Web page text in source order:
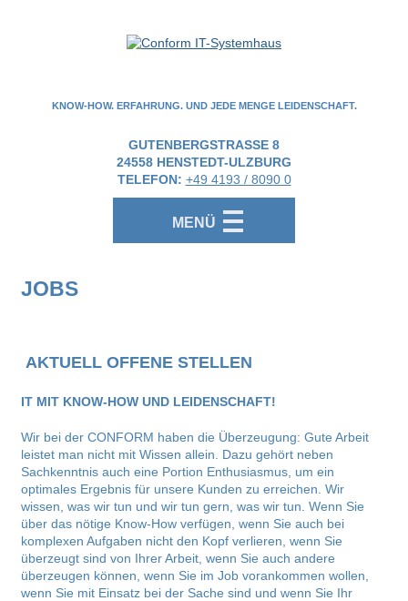
KNOW-HOW. ERFAHRUNG. UND JEDE MENGE LEIDENSCHAFT.
GUTENBERGSTRASSE 8
24558 HENSTEDT-ULZBURG
TELEFON: +49 4193 / 8090 0
MENÜ
JOBS
AKTUELL OFFENE STELLEN
IT MIT KNOW-HOW UND LEIDENSCHAFT!
Wir bei der CONFORM haben die Überzeugung: Gute Arbeit
leistet man nicht mit Wissen allein. Dazu gehört neben
Sachkenntnis auch eine Portion Enthusiasmus, um ein
optimales Ergebnis für unsere Kunden zu erreichen. Wir
wissen, was wir tun und wir tun gern, was wir tun. Wenn Sie
über das nötige Know-How verfügen, wenn Sie auch bei
komplexen Aufgaben nicht den Kopf verlieren, wenn Sie
überzeugt sind von Ihrer Arbeit, wenn Sie auch andere
überzeugen können, wenn Sie im Job vorankommen wollen,
wenn Sie mit Einsatz bei der Sache sind und wenn Sie Ihr